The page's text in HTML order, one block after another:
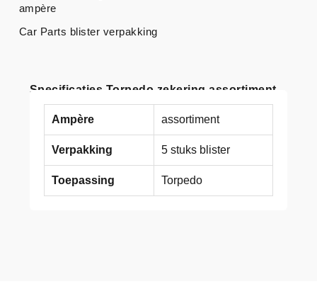
Specificaties Torpedo zekering assortiment
Ampère assortiment
Verpakking 5 stuks blister
Toepassing Torpedo
ampère
Car Parts blister verpakking